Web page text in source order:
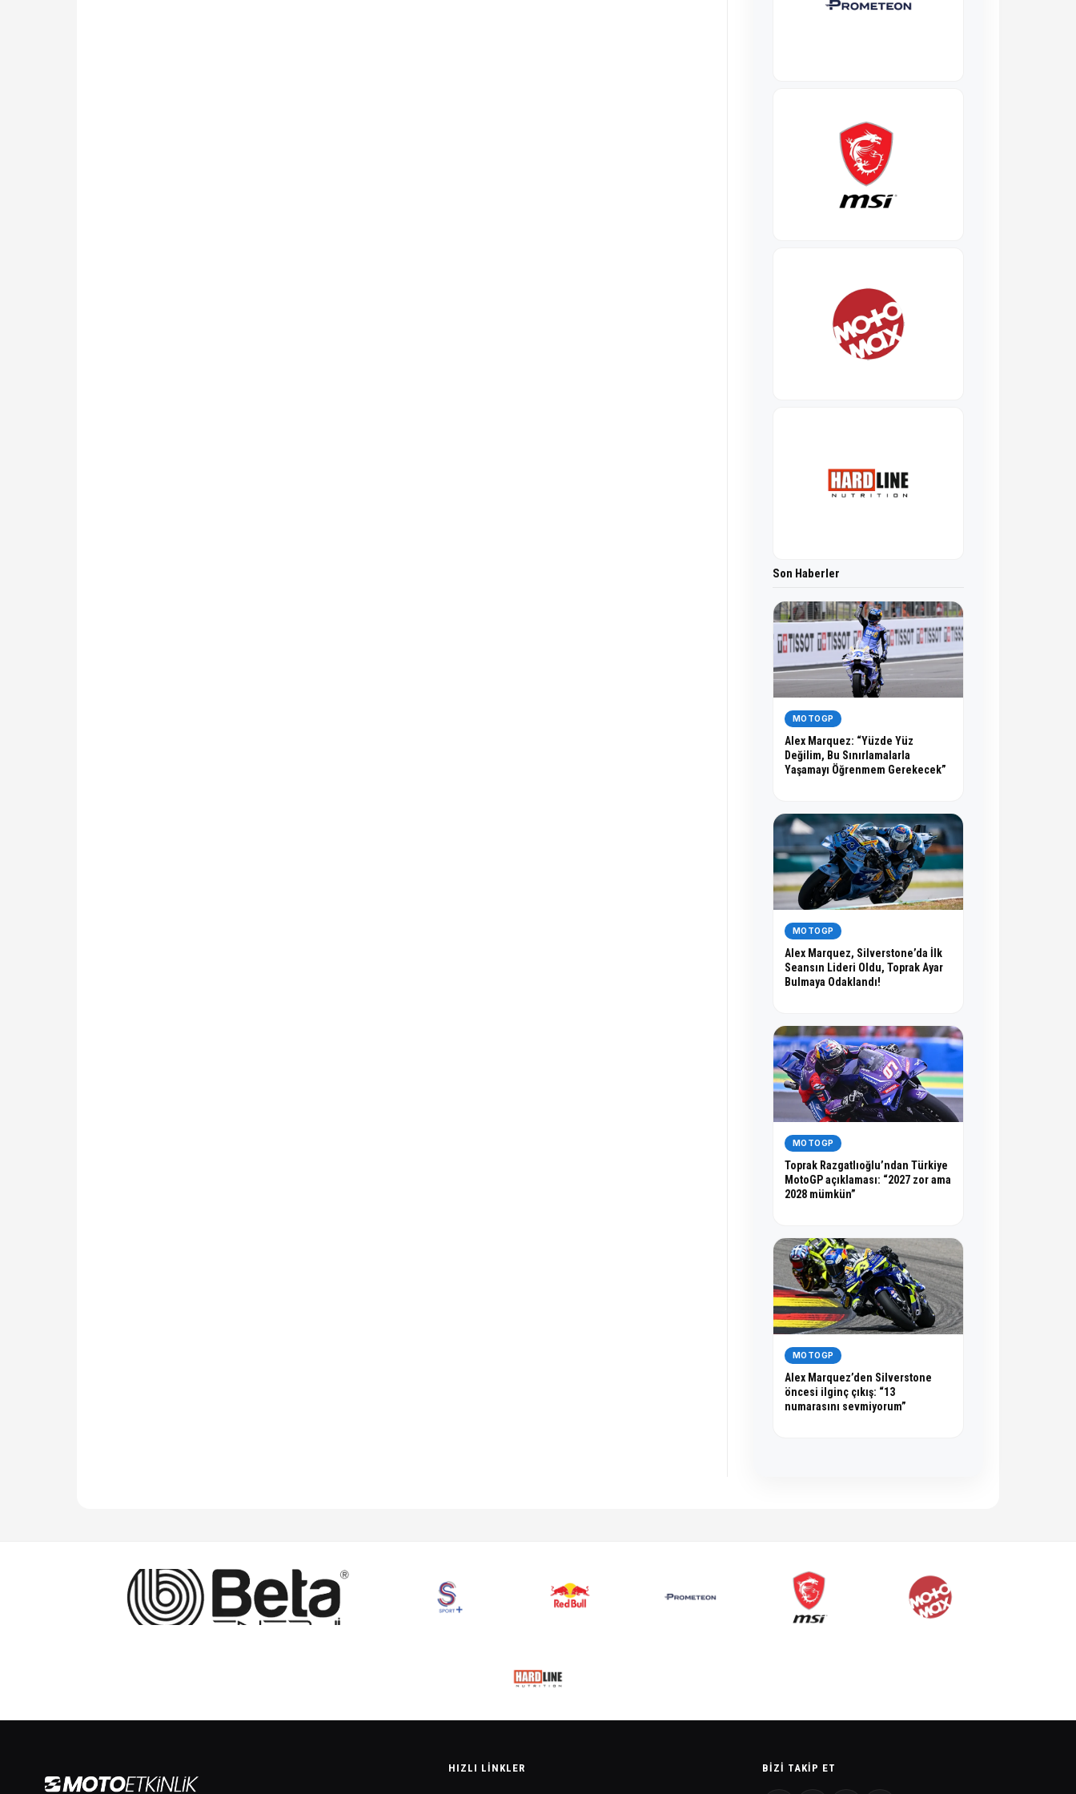
Son Haberler
MOTOGP
Alex Marquez: “Yüzde Yüz
Değilim, Bu Sınırlamalarla
Yaşamayı Öğrenmem Gerekecek”
MOTOGP
Alex Marquez, Silverstone’da İlk
Seansın Lideri Oldu, Toprak Ayar
Bulmaya Odaklandı!
MOTOGP
Toprak Razgatlıoğlu’ndan Türkiye
MotoGP açıklaması: “2027 zor ama
2028 mümkün”
MOTOGP
Alex Marquez’den Silverstone
öncesi ilginç çıkış: “13
numarasını sevmiyorum”
HIZLI LINKLER BIZI TAKIP ET